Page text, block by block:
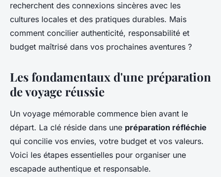
recherchent des connexions sincères avec les
cultures locales et des pratiques durables. Mais
comment concilier authenticité, responsabilité et
budget maîtrisé dans vos prochaines aventures ?
Les fondamentaux d'une préparation
de voyage réussie
Un voyage mémorable commence bien avant le
départ. La clé réside dans une préparation réfléchie
qui concilie vos envies, votre budget et vos valeurs.
Voici les étapes essentielles pour organiser une
escapade authentique et responsable.